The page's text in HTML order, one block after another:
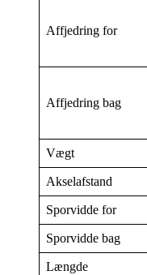
Affjedring for
Affjedring bag
Vægt
Akselafstand
Sporvidde for
Sporvidde bag
Længde